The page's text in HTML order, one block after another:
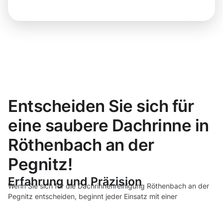
Entscheiden Sie sich für
eine saubere Dachrinne in
Röthenbach an der
Pegnitz!
Erfahrung und Präzision
Wenn Sie sich für die Dachrinnenreinigung Röthenbach an der
Pegnitz entscheiden, beginnt jeder Einsatz mit einer